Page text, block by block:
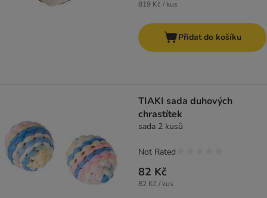
819 Kč / kus
Přidat do košíku
TIAKI sada duhových
chrastítek
sada 2 kusů
82 Kč
82 Kč / kus
Not Rated